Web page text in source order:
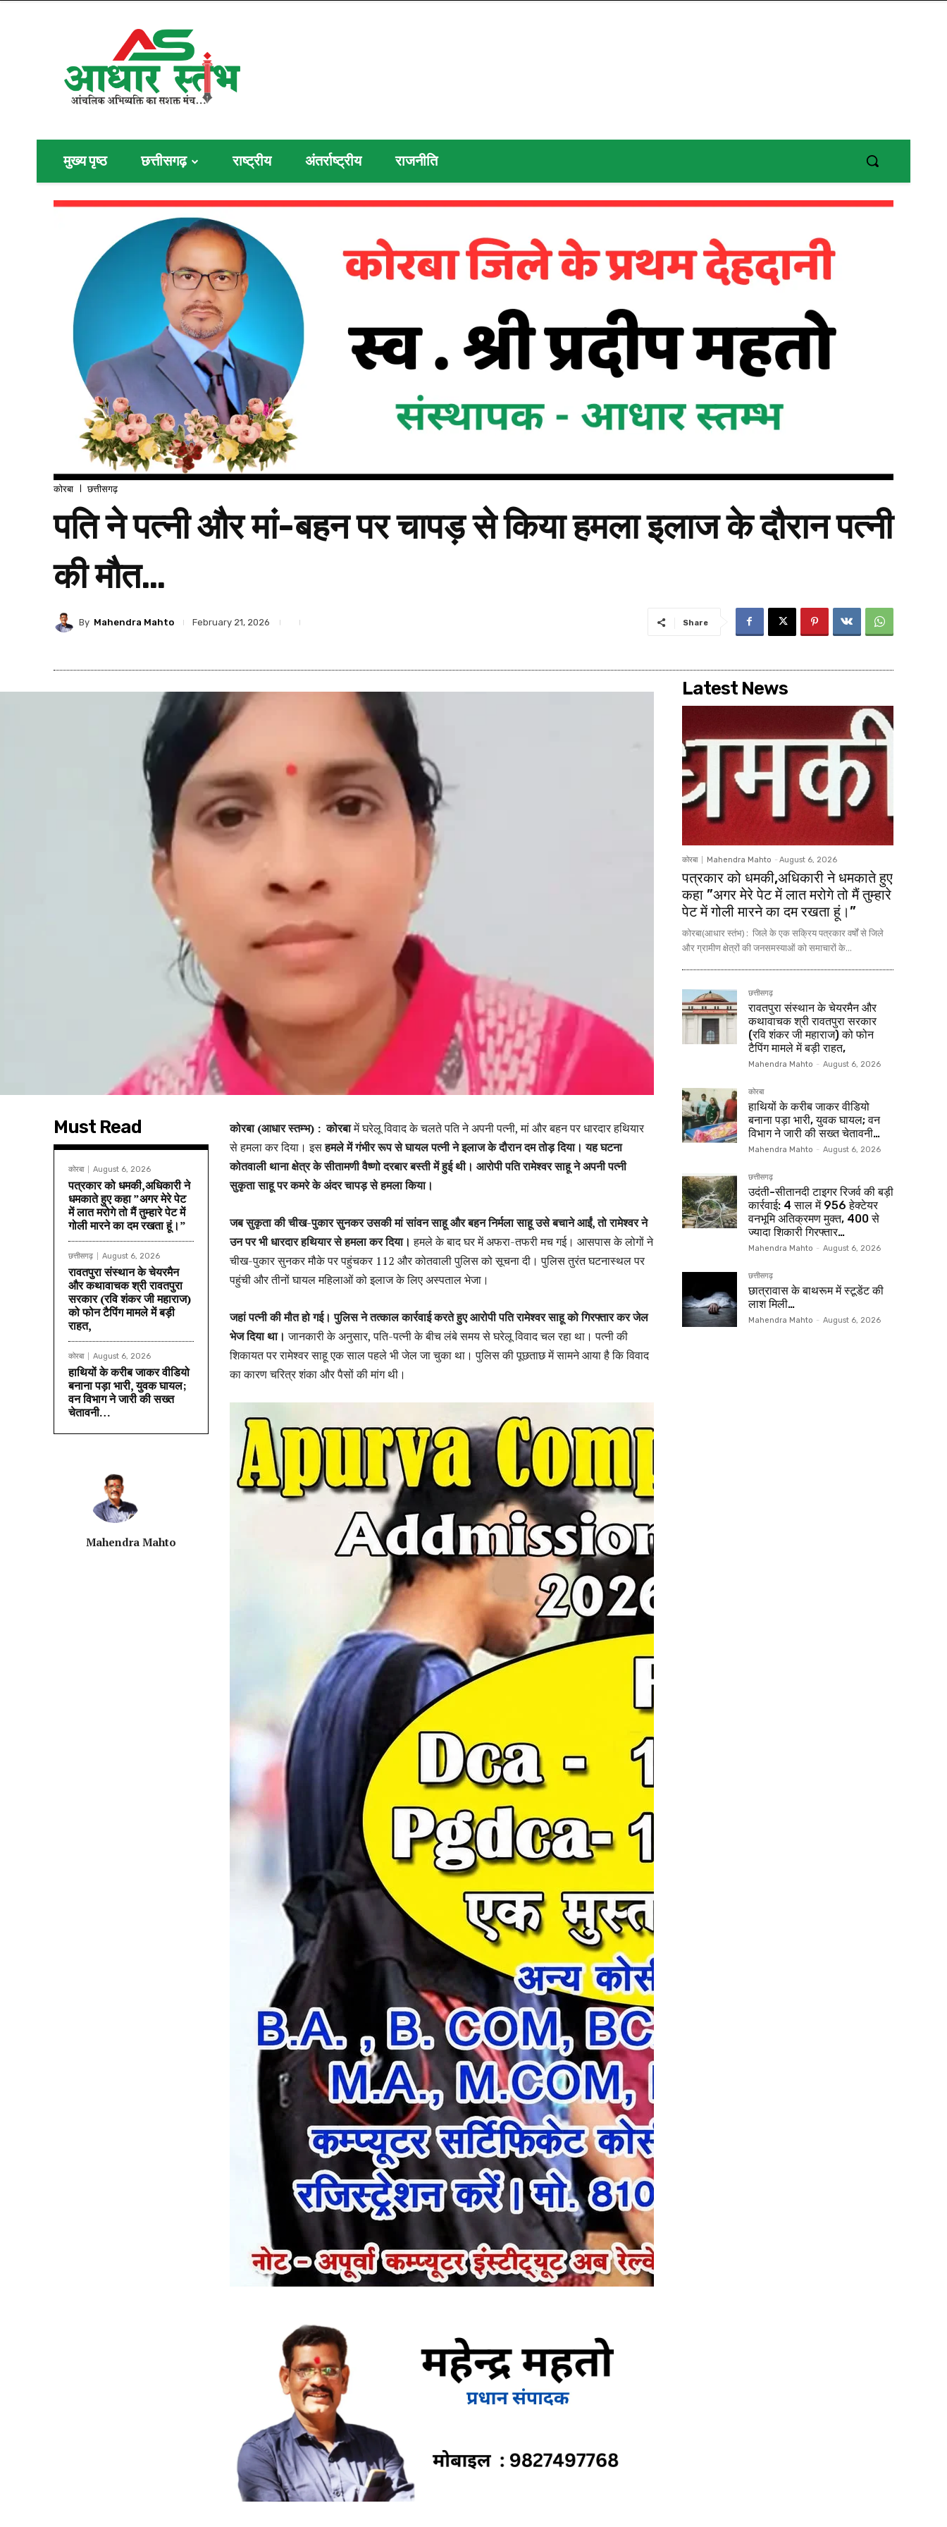
मुख्य पृष्ठ छत्तीसगढ़ राष्ट्रीय अंतर्राष्ट्रीय राजनीति
कोरबा छत्तीसगढ़
पति ने पत्नी और मां-बहन पर चापड़ से किया हमला इलाज के दौरान पत्नी
की मौत…
By Mahendra Mahto February 21, 2026 Share
Must Read
कोरबा August 6, 2026
पत्रकार को धमकी,अधिकारी ने
धमकाते हुए कहा ”अगर मेरे पेट
में लात मरोगे तो मैं तुम्हारे पेट में
गोली मारने का दम रखता हूं।”
छत्तीसगढ़ August 6, 2026
रावतपुरा संस्थान के चेयरमैन
और कथावाचक श्री रावतपुरा
सरकार (रवि शंकर जी महाराज)
को फोन टैपिंग मामले में बड़ी
राहत,
कोरबा August 6, 2026
हाथियों के करीब जाकर वीडियो
बनाना पड़ा भारी, युवक घायल;
वन विभाग ने जारी की सख्त
चेतावनी…
Mahendra Mahto
कोरबा (आधार स्तम्भ) : कोरबामें घरेलू विवाद के चलते पति ने अपनी पत्नी, मां और बहन पर धारदार हथियार
से हमला कर दिया। इसहमले में गंभीर रूप से घायल पत्नी ने इलाज के दौरान दम तोड़ दिया। यह घटना
कोतवाली थाना क्षेत्र के सीतामणी वैष्णो दरबार बस्ती में हुई थी। आरोपी पति रामेश्वर साहू ने अपनी पत्नी
सुकृता साहू पर कमरे के अंदर चापड़ से हमला किया।
जब सुकृता की चीख-पुकार सुनकर उसकी मां सांवन साहू और बहन निर्मला साहू उसे बचाने आईं, तो रामेश्वर ने
उन पर भी धारदार हथियार से हमला कर दिया। हमले के बाद घर में अफरा-तफरी मच गई। आसपास के लोगों ने
चीख-पुकार सुनकर मौके पर पहुंचकर 112 और कोतवाली पुलिस को सूचना दी। पुलिस तुरंत घटनास्थल पर
पहुंची और तीनों घायल महिलाओं को इलाज के लिए अस्पताल भेजा।
जहां पत्नी की मौत हो गई। पुलिस ने तत्काल कार्रवाई करते हुए आरोपी पति रामेश्वर साहू को गिरफ्तार कर जेल
भेज दिया था। जानकारी के अनुसार, पति-पत्नी के बीच लंबे समय से घरेलू विवाद चल रहा था। पत्नी की
शिकायत पर रामेश्वर साहू एक साल पहले भी जेल जा चुका था। पुलिस की पूछताछ में सामने आया है कि विवाद
का कारण चरित्र शंका और पैसों की मांग थी।
Latest News
कोरबा Mahendra Mahto - August 6, 2026
पत्रकार को धमकी,अधिकारी ने धमकाते हुए
कहा ”अगर मेरे पेट में लात मरोगे तो मैं तुम्हारे
पेट में गोली मारने का दम रखता हूं।”
कोरबा(आधार स्तंभ) : जिले के एक सक्रिय पत्रकार वर्षों से जिले
और ग्रामीण क्षेत्रों की जनसमस्याओं को समाचारों के...
छत्तीसगढ़
रावतपुरा संस्थान के चेयरमैन और
कथावाचक श्री रावतपुरा सरकार
(रवि शंकर जी महाराज) को फोन
टैपिंग मामले में बड़ी राहत,
Mahendra Mahto - August 6, 2026
कोरबा
हाथियों के करीब जाकर वीडियो
बनाना पड़ा भारी, युवक घायल; वन
विभाग ने जारी की सख्त चेतावनी…
Mahendra Mahto - August 6, 2026
छत्तीसगढ़
उदंती-सीतानदी टाइगर रिजर्व की बड़ी
कार्रवाई: 4 साल में 956 हेक्टेयर
वनभूमि अतिक्रमण मुक्त, 400 से
ज्यादा शिकारी गिरफ्तार…
Mahendra Mahto - August 6, 2026
छत्तीसगढ़
छात्रावास के बाथरूम में स्टूडेंट की
लाश मिली…
Mahendra Mahto - August 6, 2026